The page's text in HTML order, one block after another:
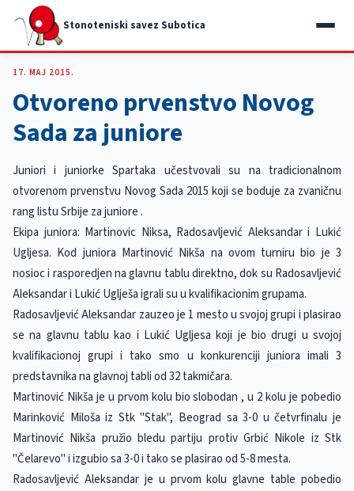
Stonoteniski savez Subotica
17. MAJ 2015.
Otvoreno prvenstvo Novog
Sada za juniore
Juniori i juniorke Spartaka učestvovali su na tradicionalnom
otvorenom prvenstvu Novog Sada 2015 koji se boduje za zvaničnu
rang listu Srbije za juniore .
Ekipa juniora: Martinovic Niksa, Radosavljević Aleksandar i Lukić
Ugljesa. Kod juniora Martinović Nikša na ovom turniru bio je 3
nosioc i rasporedjen na glavnu tablu direktno, dok su Radosavljević
Aleksandar i Lukić Uglješa igrali su u kvalifikacionim grupama.
Radosavljević Aleksandar zauzeo je 1 mesto u svojoj grupi i plasirao
se na glavnu tablu kao i Lukić Ugljesa koji je bio drugi u svojoj
kvalifikacionoj grupi i tako smo u konkurenciji juniora imali 3
predstavnika na glavnoj tabli od 32 takmičara.
Martinović Nikša je u prvom kolu bio slobodan , u 2 kolu je pobedio
Marinković Miloša iz Stk "Stak", Beograd sa 3-0 u četvrfinalu je
Martinović Nikša pružio bledu partiju protiv Grbić Nikole iz Stk
"Čelarevo" i izgubio sa 3-0 i tako se plasirao od 5-8 mesta.
Radosavljević Aleksandar je u prvom kolu glavne table pobedio